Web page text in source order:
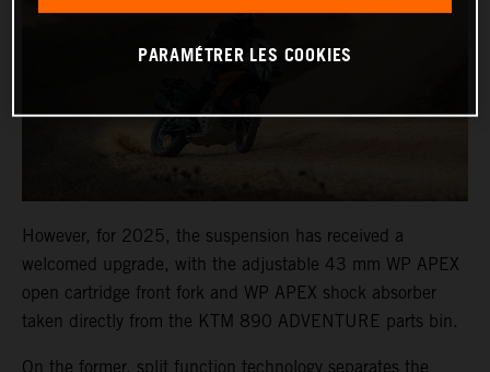
However, for 2025, the suspension has received a
welcomed upgrade, with the adjustable 43 mm WP APEX
open cartridge front fork and WP APEX shock absorber
taken directly from the KTM 890 ADVENTURE parts bin.
On the former, split function technology separates the
PARAMÉTRER LES COOKIES